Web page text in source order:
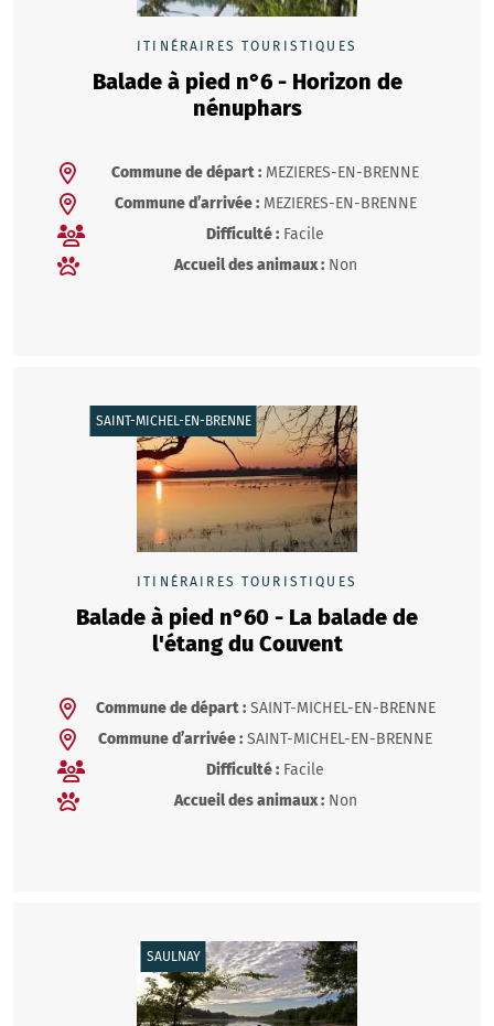
ITINÉRAIRES TOURISTIQUES
Balade à pied n°6 - Horizon de
nénuphars
Commune de départ : MEZIERES-EN-BRENNE
Commune d’arrivée :MEZIERES-EN-BRENNE
Difficulté : Facile
Accueil des animaux :Non
SAINT-MICHEL-EN-BRENNE
ITINÉRAIRES TOURISTIQUES
Balade à pied n°60 - La balade de
l'étang du Couvent
Commune de départ :SAINT-MICHEL-EN-BRENNE
Commune d’arrivée : SAINT-MICHEL-EN-BRENNE
Difficulté : Facile
Accueil des animaux :Non
SAULNAY